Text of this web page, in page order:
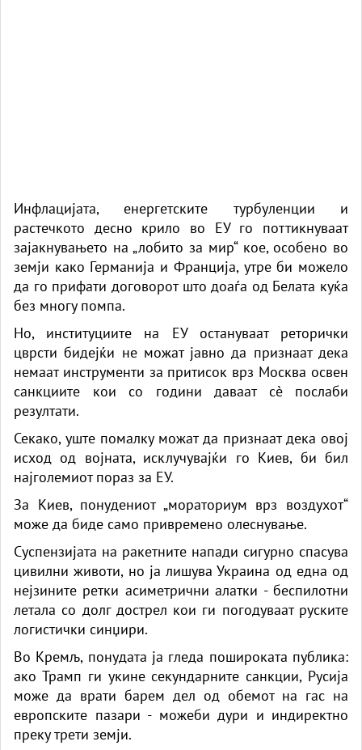
Инфлацијата, енергетските турбуленции и
растечкото десно крило во ЕУ го поттикнуваат
зајакнувањето на „лобито за мир“ кое, особено во
земји како Германија и Франција, утре би можело
да го прифати договорот што доаѓа од Белата куќа
без многу помпа.
Но, институциите на ЕУ остануваат реторички
цврсти бидејќи не можат јавно да признаат дека
немаат инструменти за притисок врз Москва освен
санкциите кои со години даваат сè послаби
резултати.
Секако, уште помалку можат да признаат дека овој
исход од војната, исклучувајќи го Киев, би бил
најголемиот пораз за ЕУ.
За Киев, понудениот „мораториум врз воздухот“
може да биде само привремено олеснување.
Суспензијата на ракетните напади сигурно спасува
цивилни животи, но ја лишува Украина од една од
нејзините ретки асиметрични алатки - беспилотни
летала со долг дострел кои ги погодуваат руските
логистички синџири.
Во Кремљ, понудата ја гледа пошироката публика:
ако Трамп ги укине секундарните санкции, Русија
може да врати барем дел од обемот на гас на
европските пазари - можеби дури и индиректно
преку трети земји.